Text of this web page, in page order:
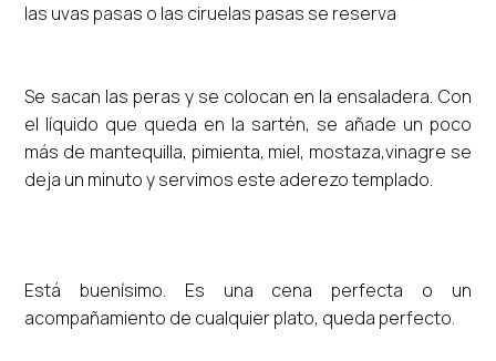
las uvas pasas o las ciruelas pasas se reserva
Se sacan las peras y se colocan en la ensaladera. Con
el líquido que queda en la sartén, se añade un poco
más de mantequilla, pimienta, miel, mostaza,vinagre se
deja un minuto y servimos este aderezo templado.
Está buenísimo. Es una cena perfecta o un
acompañamiento de cualquier plato, queda perfecto.